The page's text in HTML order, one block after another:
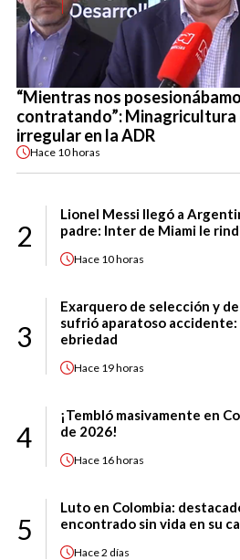
“Mientras nos
contratando”: Minagricultura
irregular en la ADR
Hace 10 horas
2
Lionel Messi llegó a
padre: Inter de Miami le
Hace 10 horas
3
Exarquero de selección y
sufrió aparatoso
ebriedad
Hace 19 horas
4
¡Tembló masivamente en
de 2026!
Hace 16 horas
5
Luto en Colombia:
encontrado sin vida en su
Hace2 días